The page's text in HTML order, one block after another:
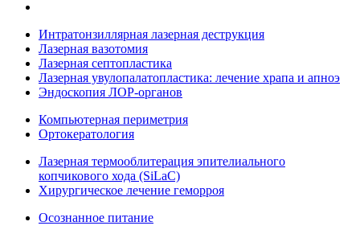
Интратонзиллярная лазерная деструкция
Лазерная вазотомия
Лазерная септопластика
Лазерная увулопалатопластика: лечение храпа и апноэ
Эндоскопия ЛОР-органов
Компьютерная периметрия
Ортокератология
Лазерная термооблитерация эпителиального
копчикового хода (SiLaC)
Хирургическое лечение геморроя
Осознанное питание